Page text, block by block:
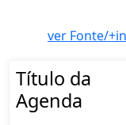
ver Fonte/
Título da
Agenda